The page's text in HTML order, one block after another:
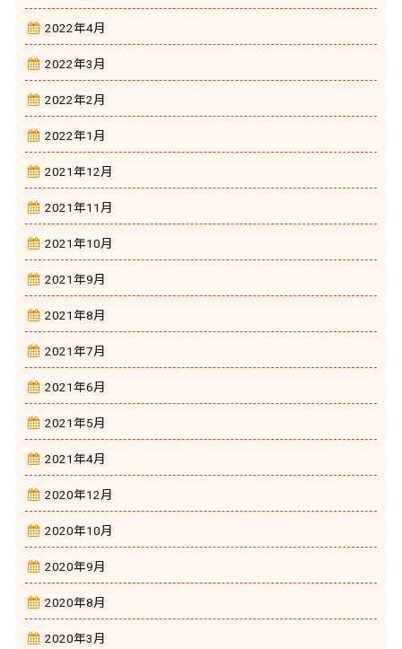
2022年4月
2022年3月
2022年2月
2022年1月
2021年12月
2021年11月
2021年10月
2021年9月
2021年8月
2021年7月
2021年6月
2021年5月
2021年4月
2020年12月
2020年10月
2020年9月
2020年8月
2020年3月